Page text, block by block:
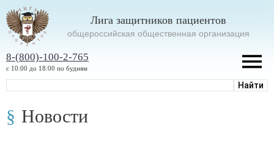
Лига защитников пациентов
oбщероссийская общественная организация
8-(800)-100-2-765
с 10:00 до 18:00 по будням
Новости